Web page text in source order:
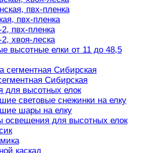
пвх-пленка
пвх-пленка
2, пвх-пленка
2, хвоя-леска
высотные елки от 11 до 48,5
сегментная Сибирская
Сибирская
для высотных елок
световые снежинки на елку
шары на елку
освещения для высотных елок
каскад